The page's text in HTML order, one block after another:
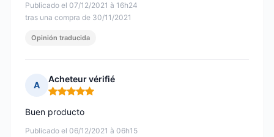
Publicado el 07/12/2021 à 16h24
tras una compra de 30/11/2021
Opinión traducida
A
Acheteur vérifié
Nota: 5 de 5
Publicado el 06/12/2021 à 06h15
Buen producto